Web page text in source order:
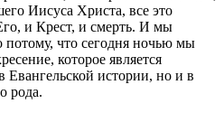
Иисуса Христа, все это
и Крест, и смерть. И мы
потому, что сегодня ночью мы
которое является
Евангельской истории, но и в
рода.